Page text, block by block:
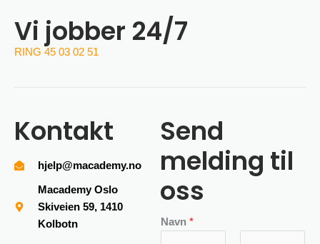
Vi jobber 24/7
RING 45 03 02 51
Kontakt
hjelp@macademy.no
Macademy Oslo
Skiveien 59, 1410
Kolbotn
Send
melding til
oss
Navn *